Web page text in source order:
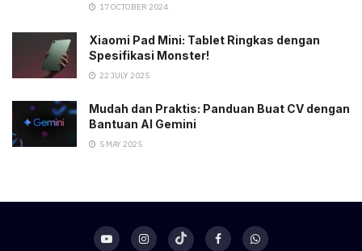
17 OCTOBER 2024
Xiaomi Pad Mini: Tablet Ringkas dengan
Spesifikasi Monster!
22 JULY 2025
Mudah dan Praktis: Panduan Buat CV dengan
Bantuan AI Gemini
5 MAY 2025